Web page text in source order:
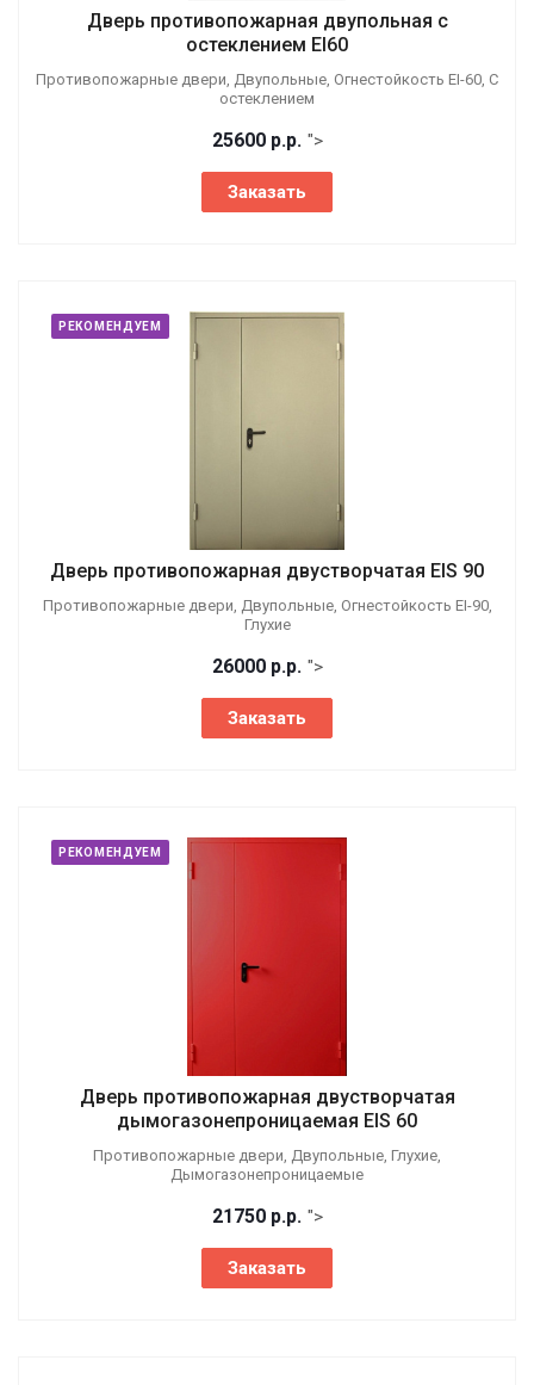
Дверь противопожарная двупольная с
остеклением EI60
Противопожарные двери, Двупольные, Огнестойкость EI-60, С
остеклением
25600 р.р. ">
Заказать
РЕКОМЕНДУЕМ
Дверь противопожарная двустворчатая EIS 90
Противопожарные двери, Двупольные, Огнестойкость EI-90,
Глухие
26000 р.р. ">
Заказать
РЕКОМЕНДУЕМ
Дверь противопожарная двустворчатая
дымогазонепроницаемая EIS 60
Противопожарные двери, Двупольные, Глухие,
Дымогазонепроницаемые
21750 р.р. ">
Заказать